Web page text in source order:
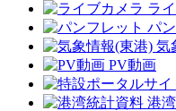
ラ
パ
気
PV動画
港